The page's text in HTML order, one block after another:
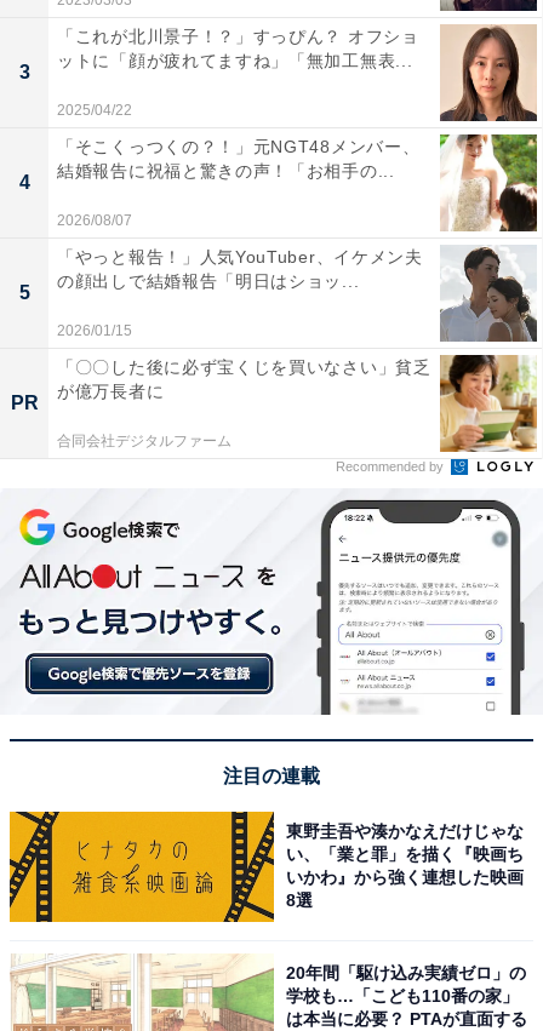
3
「これが北川景子！？」すっぴん？ オフショ
ットに「顔が疲れてますね」「無加工無表...
2025/04/22
4
「そこくっつくの？！」元NGT48メンバー、
結婚報告に祝福と驚きの声！「お相手の...
2026/08/07
5
「やっと報告！」人気YouTuber、イケメン夫
の顔出しで結婚報告「明日はショッ...
2026/01/15
PR
「〇〇した後に必ず宝くじを買いなさい」貧乏
が億万長者に
合同会社デジタルファーム
Recommended by
注目の連載
東野圭吾や湊かなえだけじゃな
い、「業と罪」を描く『映画ち
いかわ』から強く連想した映画
8選
20年間「駆け込み実績ゼロ」の
学校も…「こども110番の家」
は本当に必要？ PTAが直面する